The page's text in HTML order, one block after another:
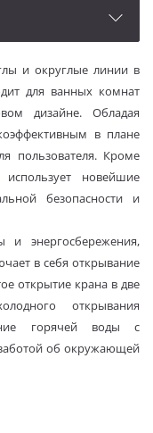
и округлые линии в
для ванных комнат
дизайне. Обладая
в плане
пользователя. Кроме
новейшие
безопасности и
энергосбережения,
в себя открывание
открытие крана в две
открывания
горячей воды с
об окружающей